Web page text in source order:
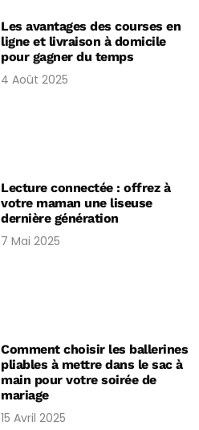
Les avantages des courses en
ligne et livraison à domicile
pour gagner du temps
4 Août 2025
Lecture connectée : offrez à
votre maman une liseuse
dernière génération
7 Mai 2025
Comment choisir les ballerines
pliables à mettre dans le sac à
main pour votre soirée de
mariage
15 Avril 2025